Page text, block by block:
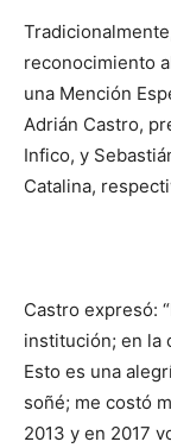
reconocimiento
una Mención
Adrián Castro,
Infico, y
Catalina,
Castro expresó:
institución; en la
Esto es una
soñé; me costó
2013 y en 2017